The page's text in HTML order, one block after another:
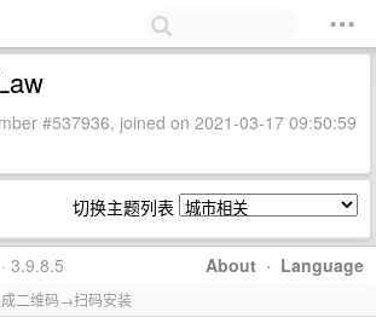
#537936, joined on 2021-03-17 09:50:59
切换主题列表
About · Language
3.9.8.5
二维码→扫码安装